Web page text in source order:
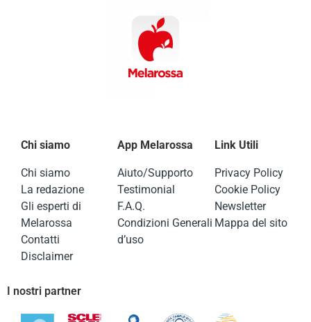
Chi siamo
Chi siamo
La redazione
Gli esperti di
Melarossa
Contatti
Disclaimer
App Melarossa
Aiuto/Supporto
Testimonial
F.A.Q.
Condizioni Generali
d’uso
Link Utili
Privacy Policy
Cookie Policy
Newsletter
Mappa del sito
I nostri partner